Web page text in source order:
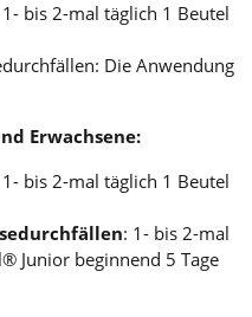
1- bis 2-mal täglich 1 Beutel
Die Anwendung
Erwachsene:
1- bis 2-mal täglich 1 Beutel
: 1- bis 2-mal
Junior beginnend 5 Tage